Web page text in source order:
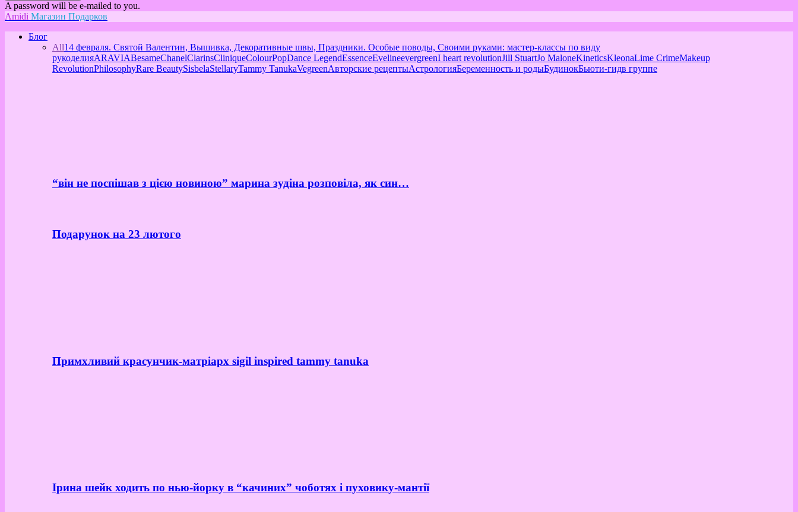
A password will be e-mailed to you.
Amidi Магазин Подарков
Блог
All14 февраля. Святой Валентин, Вышивка, Декоративные швы, Праздники. Особые поводы, Своими руками: мастер-классы по виду
рукоделияARAVIABesameChanelClarinsCliniqueColourPopDance LegendEssenceEvelineevergreenI heart revolutionJill StuartJo MaloneKineticsKleonaLime CrimeMakeup
RevolutionPhilosophyRare BeautySisbelaStellaryTammy TanukaVegreenАвторские рецептыАстрологияБеременность и родыБудинокБьюти-гидв группе
“він не поспішав з цією новиною” марина зудіна розповіла, як син…
Подарунок на 23 лютого
Примхливий красунчик-матріарх sigil inspired tammy tanuka
Ірина шейк ходить по нью-йорку в “качиних” чоботях і пуховику-мантії